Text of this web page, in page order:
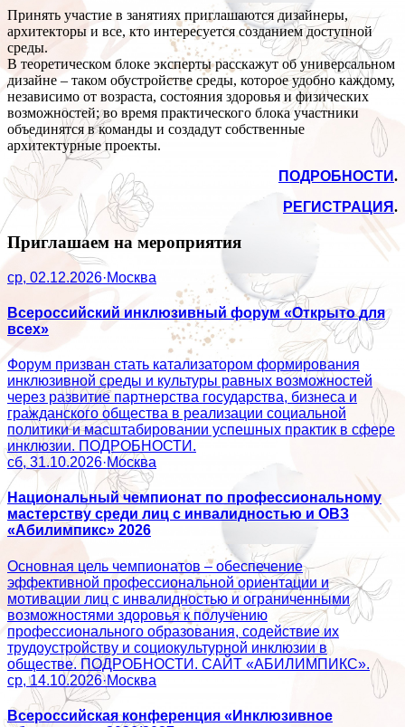
Принять участие в занятиях приглашаются дизайнеры,
архитекторы и все, кто интересуется созданием доступной
среды.
В теоретическом блоке эксперты расскажут об универсальном
дизайне – таком обустройстве среды, которое удобно каждому,
независимо от возраста, состояния здоровья и физических
возможностей; во время практического блока участники
объединятся в команды и создадут собственные
архитектурные проекты.
ПОДРОБНОСТИ.
РЕГИСТРАЦИЯ.
Приглашаем на мероприятия
ср, 02.12.2026·Москва
Всероссийский инклюзивный форум «Открыто для
всех»
Форум призван стать катализатором формирования
инклюзивной среды и культуры равных возможностей
через развитие партнерства государства, бизнеса и
гражданского общества в реализации социальной
политики и масштабировании успешных практик в сфере
инклюзии. ПОДРОБНОСТИ.
сб, 31.10.2026·Москва
Национальный чемпионат по профессиональному
мастерству среди лиц с инвалидностью и ОВЗ
«Абилимпикс» 2026
Основная цель чемпионатов – обеспечение
эффективной профессиональной ориентации и
мотивации лиц с инвалидностью и ограниченными
возможностями здоровья к получению
профессионального образования, содействие их
трудоустройству и социокультурной инклюзии в
обществе. ПОДРОБНОСТИ. САЙТ «АБИЛИМПИКС».
ср, 14.10.2026·Москва
Всероссийская конференция «Инклюзивное